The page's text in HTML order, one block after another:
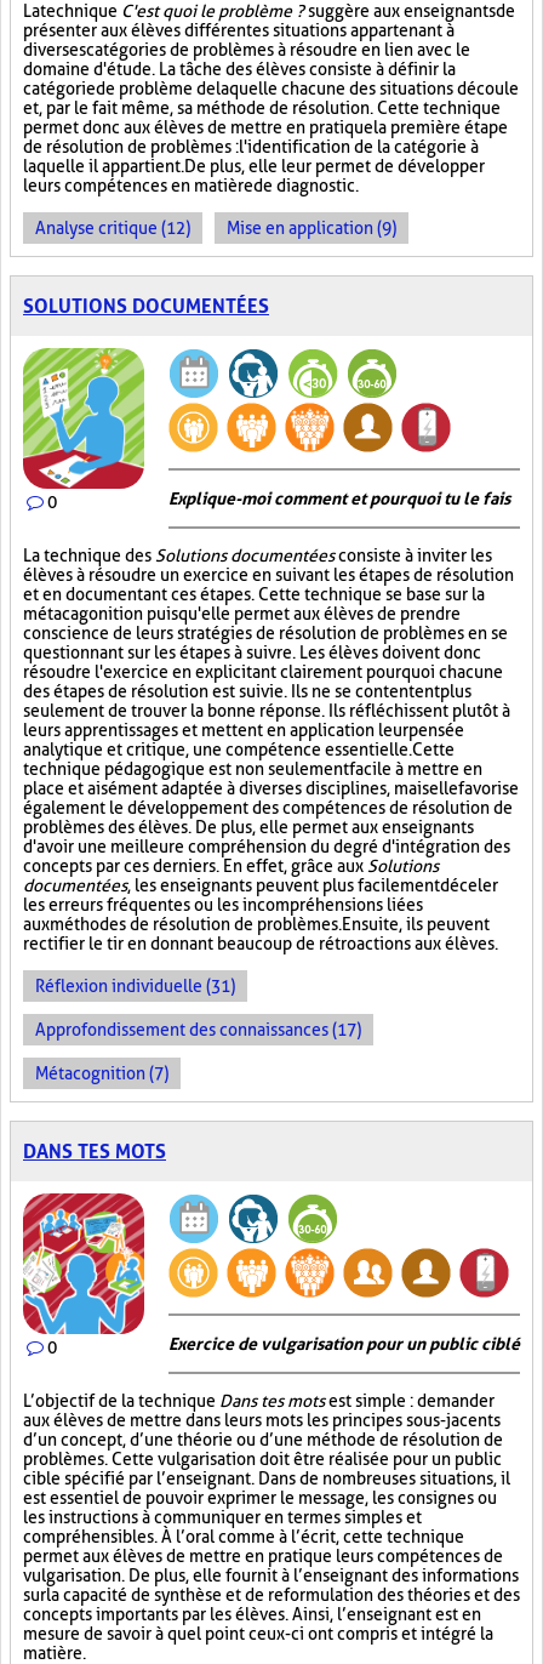
La technique C'est quoi le problème ?suggère aux enseignants de
présenter aux élèves différentes situations appartenant à
diverses catégories de problèmes à résoudre en lien avec le
domaine d'étude. La tâche des élèves consiste à définir la
catégorie de problème de laquelle chacune des situations découle
et, par le fait même, sa méthode de résolution. Cette technique
permet donc aux élèves de mettre en pratique la première étape
de résolution de problèmes : l'identification de la catégorie à
laquelle il appartient. De plus, elle leur permet de développer
leurs compétences en matière de diagnostic.
Analyse critique (12) Mise en application (9)
SOLUTIONS DOCUMENTÉES
0 Explique-moi comment et pourquoi tu le fais
La technique des Solutions documentéesconsiste à inviter les
élèves à résoudre un exercice en suivant les étapes de résolution
et en documentant ces étapes. Cette technique se base sur la
métacagonition puisqu'elle permet aux élèves de prendre
conscience de leurs stratégies de résolution de problèmes en se
questionnant sur les étapes à suivre. Les élèves doivent donc
résoudre l'exercice en explicitant clairement pourquoi chacune
des étapes de résolution est suivie. Ils ne se contentent plus
seulement de trouver la bonne réponse. Ils réfléchissent plutôt à
leurs apprentissages et mettent en application leur pensée
analytique et critique, une compétence essentielle. Cette
technique pédagogique est non seulement facile à mettre en
place et aisément adaptée à diverses disciplines, mais elle favorise
également le développement des compétences de résolution de
problèmes des élèves. De plus, elle permet aux enseignants
d'avoir une meilleure compréhension du degré d'intégration des
concepts par ces derniers. En effet, grâce aux Solutions
documentées, les enseignants peuvent plus facilement déceler
les erreurs fréquentes ou les incompréhensions liées
aux méthodes de résolution de problèmes. Ensuite, ils peuvent
rectifier le tir en donnant beaucoup de rétroactions aux élèves.
Réflexion individuelle (31)
Approfondissement des connaissances (17)
Métacognition (7)
DANS TES MOTS
0 Exercice de vulgarisation pour un public ciblé
L’objectif de la technique Dans tes motsest simple : demander
aux élèves de mettre dans leurs mots les principes sous-jacents
d’un concept, d’une théorie ou d’une méthode de résolution de
problèmes. Cette vulgarisation doit être réalisée pour un public
cible spécifié par l’enseignant. Dans de nombreuses situations, il
est essentiel de pouvoir exprimer le message, les consignes ou
les instructions à communiquer en termes simples et
compréhensibles. À l’oral comme à l’écrit, cette technique
permet aux élèves de mettre en pratique leurs compétences de
vulgarisation. De plus, elle fournit à l’enseignant des informations
sur la capacité de synthèse et de reformulation des théories et des
concepts importants par les élèves. Ainsi, l’enseignant est en
mesure de savoir à quel point ceux-ci ont compris et intégré la
matière.